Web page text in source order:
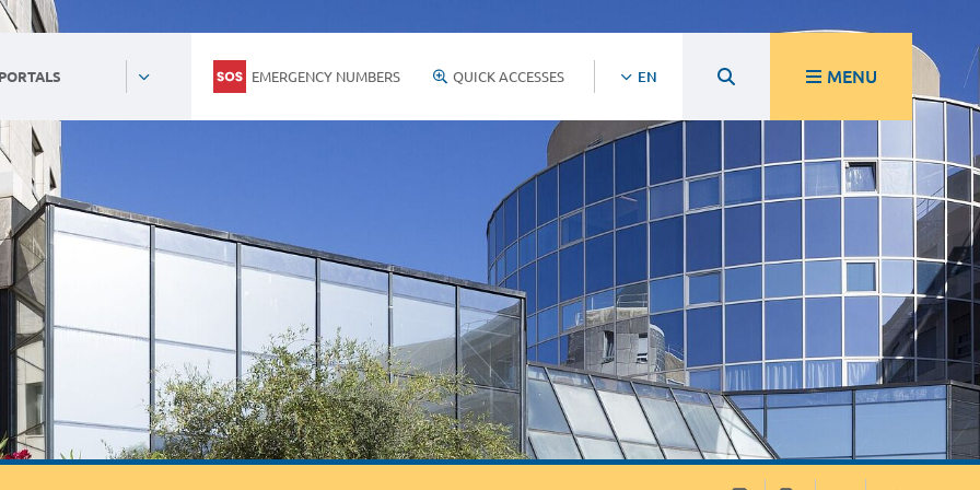
EMERGENCY NUMBERS QUICK ACCESSES EN MENU